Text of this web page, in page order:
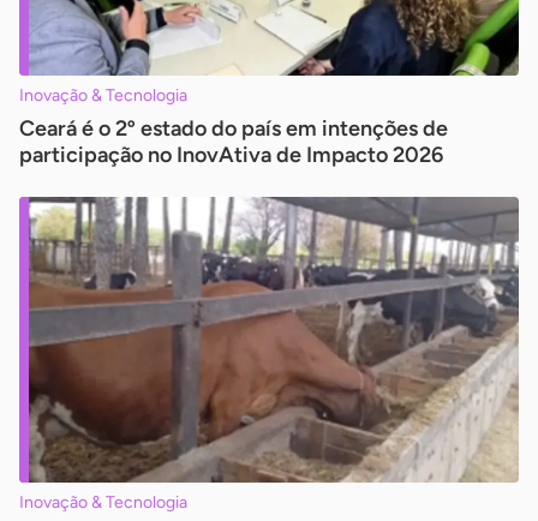
Inovação & Tecnologia
Ceará é o 2º estado do país em intenções de
participação no InovAtiva de Impacto 2026
Inovação & Tecnologia